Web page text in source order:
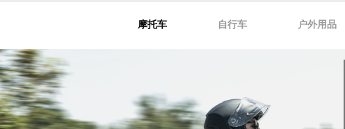
摩托车 自行车 户外用品